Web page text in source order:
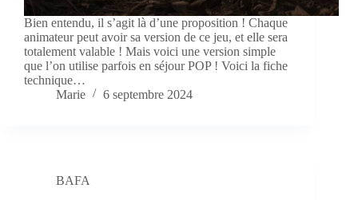
Bien entendu, il s’agit là d’une proposition ! Chaque
animateur peut avoir sa version de ce jeu, et elle sera
totalement valable ! Mais voici une version simple
que l’on utilise parfois en séjour POP ! Voici la fiche
technique…
Marie
6 septembre 2024
BAFA